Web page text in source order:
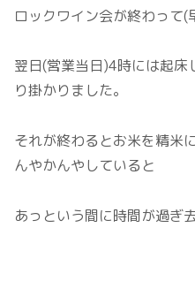
ロックワイン会が終わって(
翌日(営業当日)4時には起
り掛かりました。
それが終わるとお米を精米
んやかんやしていると
あっという間に時間が過ぎ